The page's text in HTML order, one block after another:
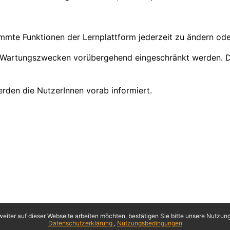
auf dieser Webseite arbeiten möchten, bestätigen Sie bitte unsere
Datenschutzerklärung
Nutzungsbedingungen
Funktionen der Lernplattform jederzeit zu ändern
vorübergehend eingeschränkt
die NutzerInnen vorab informiert.